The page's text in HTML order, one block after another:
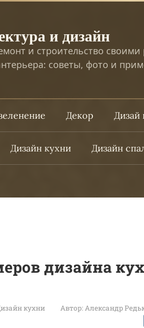
и дизайн
и строительство
советы, фото и
Декор Дизай
Дизайн кухни Дизайн
дизайна
кухни Автор:Александр